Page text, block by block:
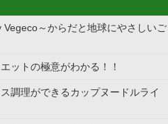
～からだと地球にやさしいご
ットの極意がわかる！！
調理ができるカップヌードルライ